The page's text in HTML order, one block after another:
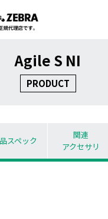
Agile S NI
PRODUCT
スペック
関連
アクセサリ